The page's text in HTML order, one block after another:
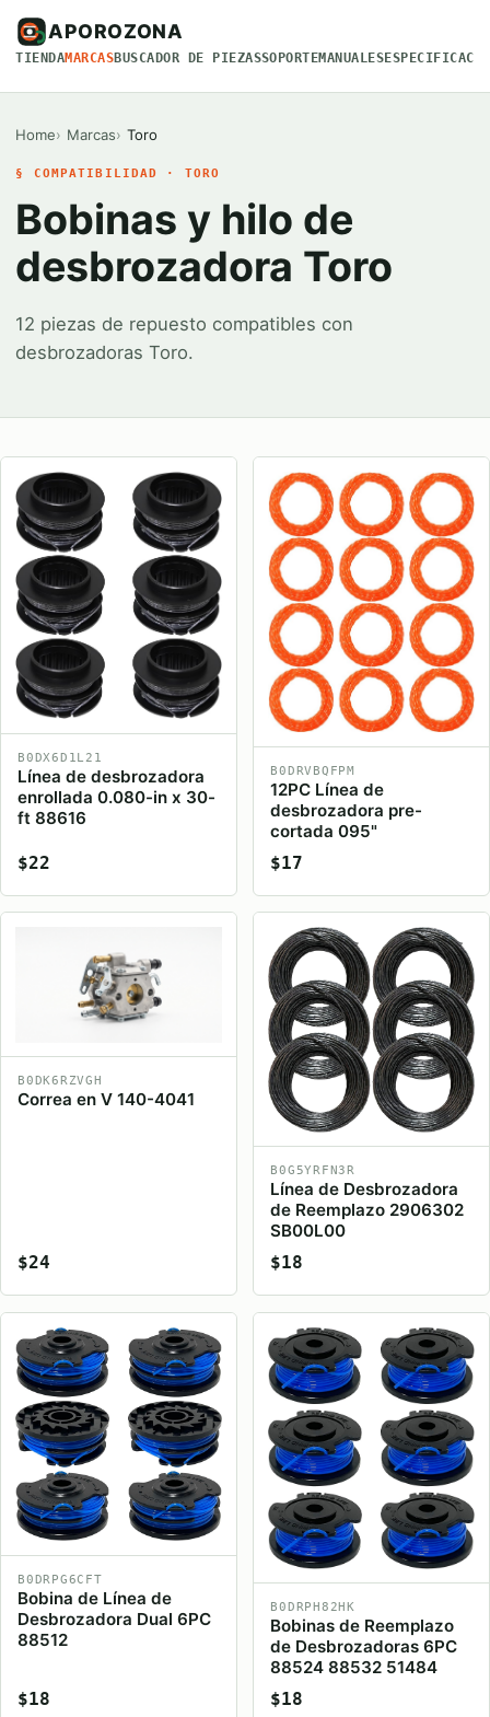
APOROZONA
TIENDAMARCASBUSCADOR DE PIEZASSOPORTEMANUALES
Home Marcas Toro
§ COMPATIBILIDAD · TORO
Bobinas y hilo de
desbrozadora Toro
12 piezas de repuesto compatibles con
desbrozadoras Toro.
B0DX6D1L21
Línea de desbrozadora
enrollada 0.080-in x 30-
ft 88616
$22
B0DRVBQFPM
12PC Línea de
desbrozadora pre-
cortada 095"
$17
B0DK6RZVGH
Correa en V 140-4041
$24
B0G5YRFN3R
Línea de Desbrozadora
de Reemplazo 2906302
SB00L00
$18
B0DRPG6CFT
Bobina de Línea de
Desbrozadora Dual 6PC
88512
$18
B0DRPH82HK
Bobinas de Reemplazo
de Desbrozadoras 6PC
88524 88532 51484
$18